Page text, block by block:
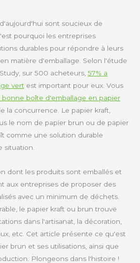
sont soucieux de
pourquoi les entreprises
durables pour répondre à leurs
matière d'emballage. Selon l'étude
sur 500 acheteurs, 57% a
vert est important pour eux. Vous
bonne boîte d'emballage en papier
la concurrence. Le papier kraft,
le nom de papier brun ou de papier
comme une solution durable
situation.
dont les produits sont emballés et
aux entreprises de proposer des
avec un minimum de déchets.
le papier kraft ou brun trouve
dans l'artisanat, la décoration,
etc. Cet article présente ce qu'est
brun et ses utilisations, ainsi que
Plongeons dans l'histoire !